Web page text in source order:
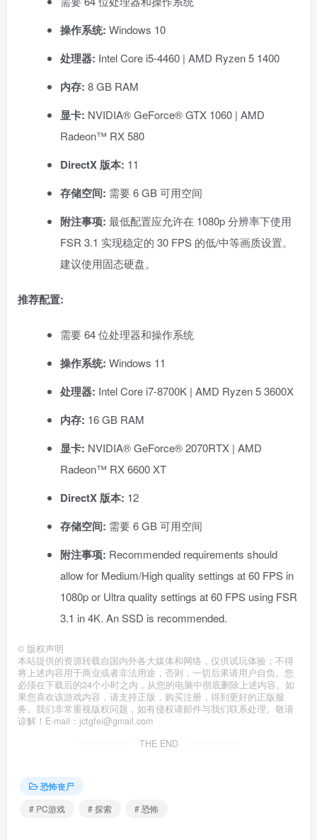
操作系统: Windows 10
处理器: Intel Core i5-4460 | AMD Ryzen 5 1400
内存: 8 GB RAM
显卡: NVIDIA® GeForce® GTX 1060 | AMD
Radeon™ RX 580
DirectX 版本: 11
存储空间: 需要 6 GB 可用空间
附注事项: 最低配置应允许在 1080p 分辨率下使用
FSR 3.1 实现稳定的 30 FPS 的低/中等画质设置。
建议使用固态硬盘。
推荐配置:
需要 64 位处理器和操作系统
操作系统: Windows 11
处理器: Intel Core i7-8700K | AMD Ryzen 5 3600X
内存: 16 GB RAM
显卡: NVIDIA® GeForce® 2070RTX | AMD
Radeon™ RX 6600 XT
DirectX 版本: 12
存储空间: 需要 6 GB 可用空间
附注事项: Recommended requirements should
allow for Medium/High quality settings at 60 FPS in
1080p or Ultra quality settings at 60 FPS using FSR
3.1 in 4K. An SSD is recommended.
© 版权声明
本站提供的资源转载自国内外各大媒体和网络，仅供试玩体验；不得
将上述内容用于商业或者非法用途，否则，一切后果请用户自负。您
必须在下载后的24个小时之内，从您的电脑中彻底删除上述内容。如
果您喜欢该游戏内容，请支持正版，购买注册，得到更好的正版服
务。我们非常重视版权问题，如有侵权请邮件与我们联系处理。敬请
谅解！E-mail：jctgfei@gmail.com
THE END
恐怖丧尸
# PC游戏
# 探索 # 恐怖